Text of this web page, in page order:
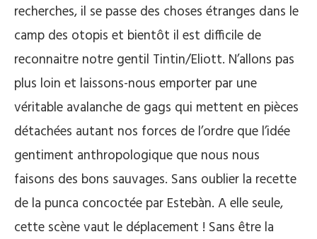
recherches, il se passe des choses étranges dans le
camp des otopis et bientôt il est difficile de
reconnaitre notre gentil Tintin/Eliott. N’allons pas
plus loin et laissons-nous emporter par une
véritable avalanche de gags qui mettent en pièces
détachées autant nos forces de l’ordre que l’idée
gentiment anthropologique que nous nous
faisons des bons sauvages. Sans oublier la recette
de la punca concoctée par Estebàn. A elle seule,
cette scène vaut le déplacement ! Sans être la